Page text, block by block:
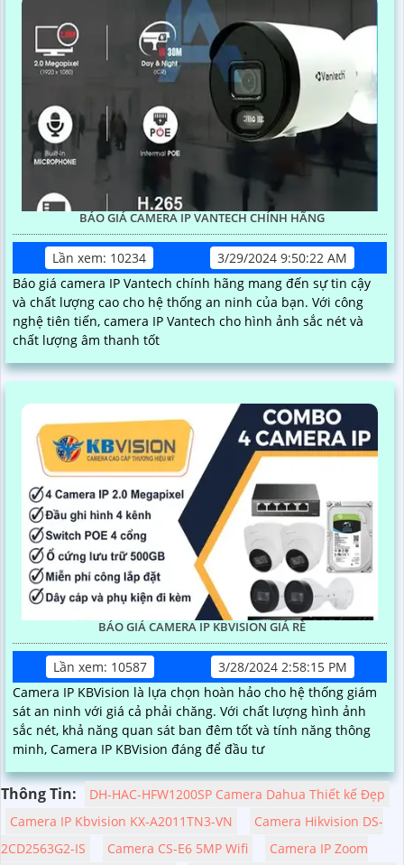
BÁO GIÁ CAMERA IP VANTECH CHÍNH HÃNG
Lần xem: 10234
3/29/2024 9:50:22 AM
Báo giá camera IP Vantech chính hãng mang đến sự tin cậy
và chất lượng cao cho hệ thống an ninh của bạn. Với công
nghệ tiên tiến, camera IP Vantech cho hình ảnh sắc nét và
chất lượng âm thanh tốt
BÁO GIÁ CAMERA IP KBVISION GIÁ RÈ
Lần xem: 10587
3/28/2024 2:58:15 PM
Camera IP KBVision là lựa chọn hoàn hảo cho hệ thống giám
sát an ninh với giá cả phải chăng. Với chất lượng hình ảnh
sắc nét, khả năng quan sát ban đêm tốt và tính năng thông
minh, Camera IP KBVision đáng để đầu tư
Thông Tin:
DH-HAC-HFW1200SP Camera Dahua Thiết kế Đẹp
Camera IP Kbvision KX-A2011TN3-VN
Camera Hikvision DS-
2CD2563G2-IS
Camera CS-E6 5MP Wifi Camera IP Zoom